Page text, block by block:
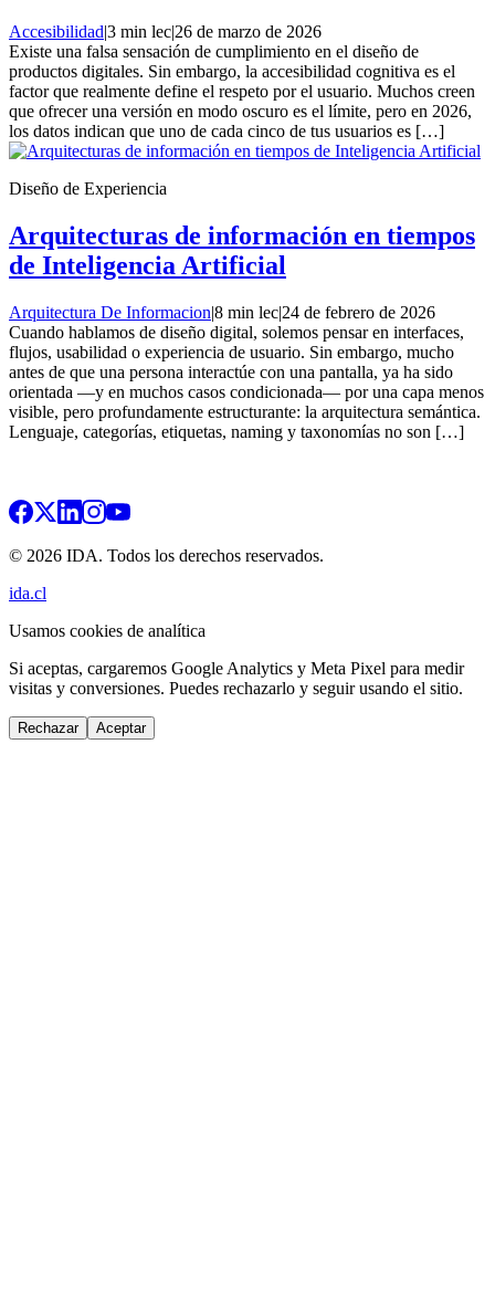
Accesibilidad|3 min lec|26 de marzo de 2026
Existe una falsa sensación de cumplimiento en el diseño de
productos digitales. Sin embargo, la accesibilidad cognitiva es el
factor que realmente define el respeto por el usuario. Muchos creen
que ofrecer una versión en modo oscuro es el límite, pero en 2026,
los datos indican que uno de cada cinco de tus usuarios es […]
Diseño de Experiencia
Arquitecturas de información en tiempos
de Inteligencia Artificial
Arquitectura De Informacion|8 min lec|24 de febrero de 2026
Cuando hablamos de diseño digital, solemos pensar en interfaces,
flujos, usabilidad o experiencia de usuario. Sin embargo, mucho
antes de que una persona interactúe con una pantalla, ya ha sido
orientada —y en muchos casos condicionada— por una capa menos
visible, pero profundamente estructurante: la arquitectura semántica.
Lenguaje, categorías, etiquetas, naming y taxonomías no son […]
© 2026 IDA. Todos los derechos reservados.
ida.cl
Usamos cookies de analítica
Si aceptas, cargaremos Google Analytics y Meta Pixel para medir
visitas y conversiones. Puedes rechazarlo y seguir usando el sitio.
Rechazar Aceptar